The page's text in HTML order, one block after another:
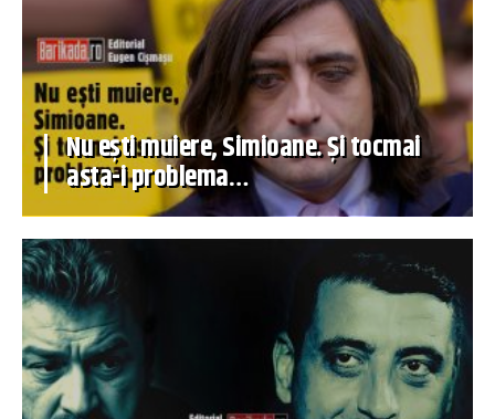
Nu ești muiere, Simioane. Și tocmai
asta-i problema…